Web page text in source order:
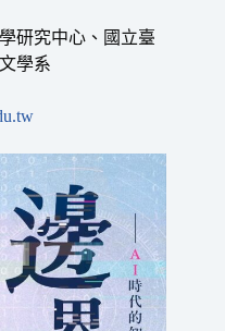
研究中心、國立臺
學系